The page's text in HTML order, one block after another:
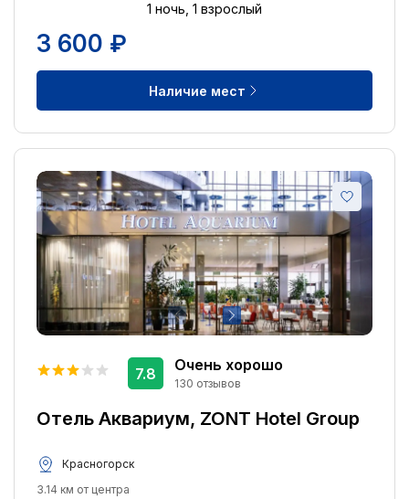
1 ночь, 1 взрослый
3 600 ₽
Наличие мест
Отель Аквариум, ZONT Hotel Group
Очень хорошо
130 отзывов
7.8
Красногорск
3.14 км от центра